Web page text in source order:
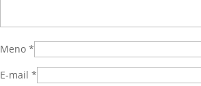
Meno *
E-mail *